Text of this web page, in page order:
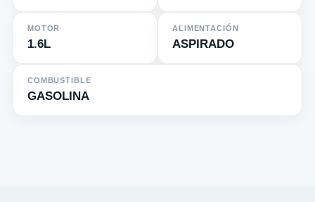
MOTOR
1.6L
ALIMENTACIÓN
ASPIRADO
COMBUSTIBLE
GASOLINA